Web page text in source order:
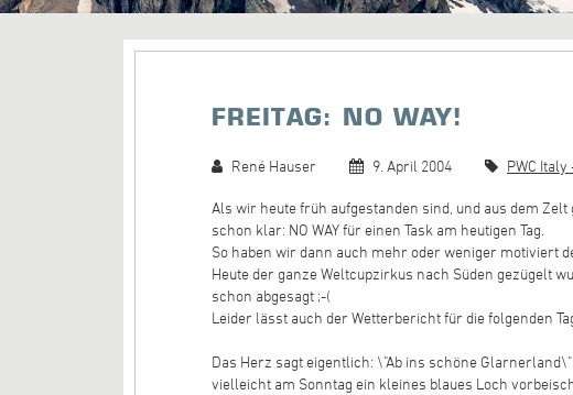
FREITAG: NO WAY!
René Hauser 9. April 2004 PWC
Als wir heute früh aufgestanden sind, und aus dem
schon klar: NO WAY für einen Task am heutigen Tag.
So haben wir dann auch mehr oder weniger motiviert
Heute der ganze Weltcupzirkus nach Süden gezügelt
schon abgesagt ;-(
Leider lässt auch der Wetterbericht für die folgenden
Das Herz sagt eigentlich: \"Ab ins schöne
vielleicht am Sonntag ein kleines blaues Loch